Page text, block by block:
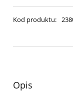
Kod produktu:
Opis